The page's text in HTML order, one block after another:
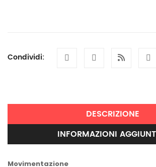
Condividi:
DESCRIZIONE
INFORMAZIONI
Movimentazione